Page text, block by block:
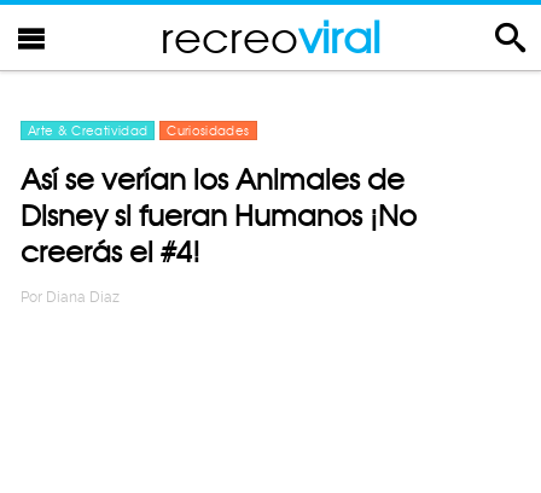
recreoviral
Arte & Creatividad Curiosidades
Así se verían los Animales de
Disney si fueran Humanos ¡No
creerás el #4!
Por Diana Diaz